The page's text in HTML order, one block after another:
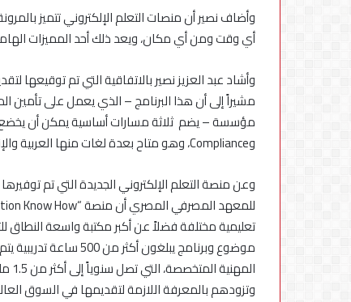
وأضاف نصير أن منصات التعلم الإلكتروني تتميز
أي وقت ومن أي مكان، ويعد ذلك أحد المميزات
مشيراً إلى أن هذا البرنامج – الذي يعمل على تأمين
وCompliance، وهو متاح بعدة لغات منها العربية والإنجليزية والفرنسية والإسبانية.
موضوع وبرنامج
وتزودهم بالمعرفة اللازمة لتقديمها في السوق